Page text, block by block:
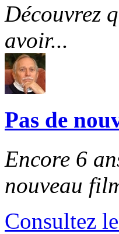
Découvrez
avoir...
Pas de
Encore 6
nouveau
Consultez